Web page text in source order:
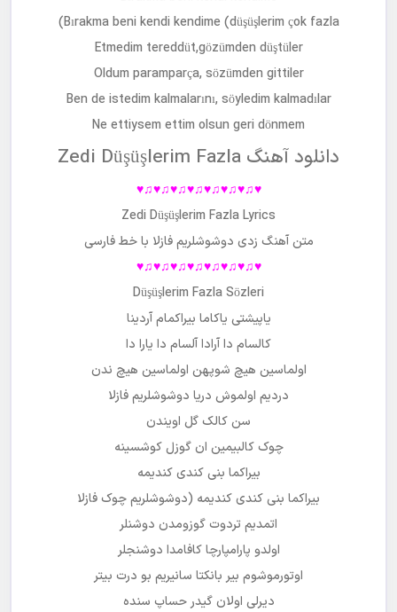
Bırakma beni kendi kendime (düşüşlerim çok fazla)
Etmedim tereddüt,gözümden düştüler
Oldum paramparça, sözümden gittiler
Ben de istedim kalmalarını, söyledim kalmadılar
Ne ettiysem ettim olsun geri dönmem
دانلود آهنگ Zedi Düşüşlerim Fazla
♥♫♥♫♥♫♥♫♥♫♥♫♥♫♥
Zedi Düşüşlerim Fazla Lyrics
متن آهنگ زدی دوشوشلریم فازلا با خط فارسی
♥♫♥♫♥♫♥♫♥♫♥♫♥♫♥
Düşüşlerim Fazla Sözleri
یاپیشتی یاکاما بیراکمام آردینا
کالسام دا آرادا آلسام دا یارا دا
اولماسین هیچ شوپهن اولماسین هیچ ندن
دردیم اولموش دریا دوشوشلریم فازلا
سن کالک گل اویندن
چوک کالبیمین ان گوزل کوشسینه
بیراکما بنی کندی کندیمه
بیراکما بنی کندی کندیمه (دوشوشلریم چوک فازلا
اتمدیم تردوت گوزومدن دوشنلر
اولدو پارامپارچا کافامدا دوشنجلر
اوتورموشوم بیر بانکتا سانیریم بو درت بیتر
دیرلی اولان گیدر حساپ سنده